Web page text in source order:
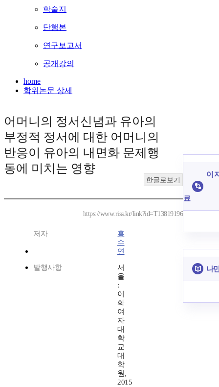
학술지
단행본
연구보고서
공개강의
home
학위논문 상세
어머니의 정서신념과 유아의
부정적 정서에 대한 어머니의
반응이 유아의 내면화 문제행
동에 미치는 영향
한글로보기
https://www.riss.kr/link?id=T13819196
저자
홍
수
연
발행사항
서
울
:
이
화
여
자
대
학
교
대
학
원,
2015
이
료
나